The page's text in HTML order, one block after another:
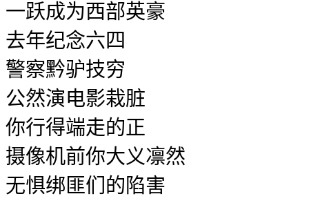
一跃成为西部英豪
去年纪念六四
警察黔驴技穷
公然演电影栽脏
你行得端走的正
摄像机前你大义凛然
无惧绑匪们的陷害